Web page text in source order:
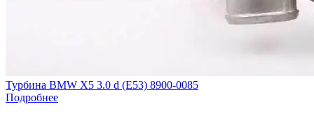
Турбина BMW X5 3.0 d (E53) 8900-0085
Подробнее